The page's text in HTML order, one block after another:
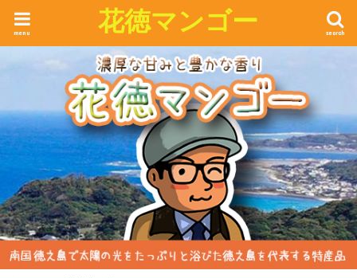
花徳マンゴー search
menu